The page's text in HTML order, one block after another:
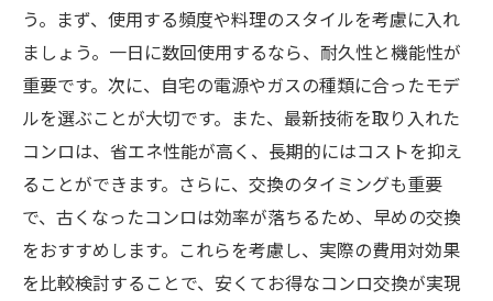
う。まず、使用する頻度や料理のスタイルを考慮に入れ
ましょう。一日に数回使用するなら、耐久性と機能性が
重要です。次に、自宅の電源やガスの種類に合ったモデ
ルを選ぶことが大切です。また、最新技術を取り入れた
コンロは、省エネ性能が高く、長期的にはコストを抑え
ることができます。さらに、交換のタイミングも重要
で、古くなったコンロは効率が落ちるため、早めの交換
をおすすめします。これらを考慮し、実際の費用対効果
を比較検討することで、安くてお得なコンロ交換が実現